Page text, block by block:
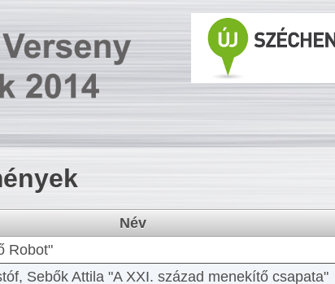
Név
Robot"
Sebők Attila "A XXI. század menekítő csapata"